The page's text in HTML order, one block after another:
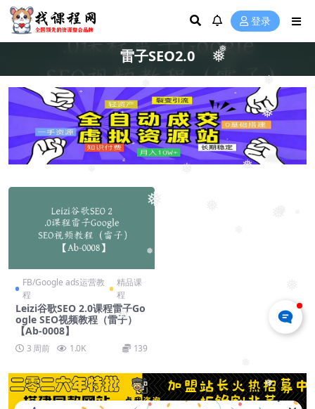
❅
❅
❅
❅
❅
❅
❅ ❅
❅❅
登录
雷子SEO2.0
FB/Google ads运营教
程
精品课
程
Leizi谷歌SEO 2.0课程雷子Go
ogle SEO视频教程（雷子）
【Ab-0008】
3 周前 1.0K 139